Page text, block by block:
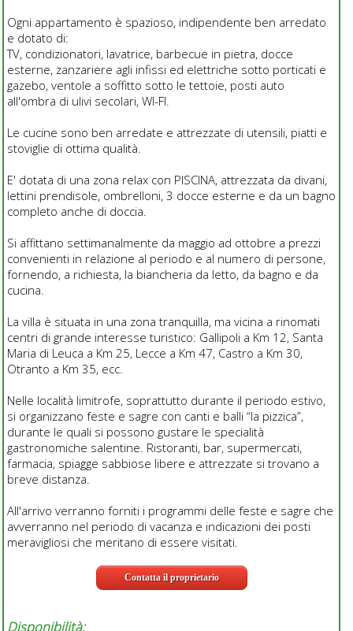
Ogni appartamento è spazioso, indipendente ben arredato
e dotato di:
TV, condizionatori, lavatrice, barbecue in pietra, docce
esterne, zanzariere agli infissi ed elettriche sotto porticati e
gazebo, ventole a soffitto sotto le tettoie, posti auto
all'ombra di ulivi secolari, WI-FI.
Le cucine sono ben arredate e attrezzate di utensili, piatti e
stoviglie di ottima qualità.
E' dotata di una zona relax con PISCINA, attrezzata da divani,
lettini prendisole, ombrelloni, 3 docce esterne e da un bagno
completo anche di doccia.
Si affittano settimanalmente da maggio ad ottobre a prezzi
convenienti in relazione al periodo e al numero di persone,
fornendo, a richiesta, la biancheria da letto, da bagno e da
cucina.
La villa è situata in una zona tranquilla, ma vicina a rinomati
centri di grande interesse turistico: Gallipoli a Km 12, Santa
Maria di Leuca a Km 25, Lecce a Km 47, Castro a Km 30,
Otranto a Km 35, ecc.
Nelle località limitrofe, soprattutto durante il periodo estivo,
si organizzano feste e sagre con canti e balli “la pizzica”,
durante le quali si possono gustare le specialità
gastronomiche salentine. Ristoranti, bar, supermercati,
farmacia, spiagge sabbiose libere e attrezzate si trovano a
breve distanza.
All'arrivo verranno forniti i programmi delle feste e sagre che
avverranno nel periodo di vacanza e indicazioni dei posti
meravigliosi che meritano di essere visitati.
Contatta il proprietario
Disponibilità: